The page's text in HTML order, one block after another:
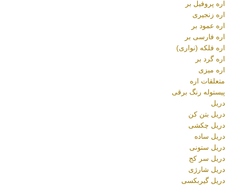
اره پروفیل بر
اره زنجیری
اره عمود بر
اره فارسی بر
اره فلکه (نواری)
اره گرد بر
اره میزی
متعلقات اره
پیستوله رنگ برقی
دریل
دریل بتن کن
دریل چکشی
دریل ساده
دریل ستونی
دریل سر کج
دریل شارژی
دریل گیربکسی